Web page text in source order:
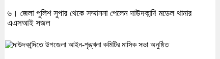
৬। জেলা পুলিশ সুপার থেকে সম্মাননা পেলেন দাউদকান্দি মডেল থানার
এএসআই সজল